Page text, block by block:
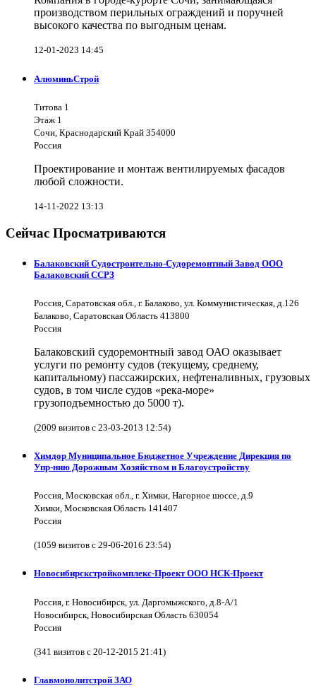
производством перильных ограждений и поручней
высокого качества по выгодным ценам.
12-01-2023 14:45
АлюминьСтрой
Титова 1
Этаж 1
Сочи, Краснодарский Край 354000
Россия
Проектирование и монтаж вентилируемых фасадов
любой сложности.
14-11-2022 13:13
Сейчас Просматриваются
Балаковский Судостроительно-Судоремонтный Завод ООО
Балаковский ССРЗ
Россия, Саратовская обл., г. Балаково, ул. Коммунистическая, д.126
Балаково, Саратовская Область 413800
Россия
Балаковский судоремонтный завод ОАО оказывает
услуги по ремонту судов (текущему, среднему,
капитальному) пассажирских, нефтеналивных, грузовых
судов, в том числе судов «река-море»
грузоподъемностью до 5000 т).
(2009 визитов с 23-03-2013 12:54)
Химдор Муниципальное Бюджетное Учреждение Дирекция по
Упр-нию Дорожным Хозяйством и Благоустройству
Россия, Московская обл., г. Химки, Нагорное шоссе, д.9
Химки, Московская Область 141407
Россия
(1059 визитов с 29-06-2016 23:54)
Новосибирскстройкомплекс-Проект ООО НСК-Проект
Россия, г. Новосибирск, ул. Даргомыжского, д.8-А/1
Новосибирск, Новосибирская Область 630054
Россия
(341 визитов с 20-12-2015 21:41)
Главмонолитстрой ЗАО